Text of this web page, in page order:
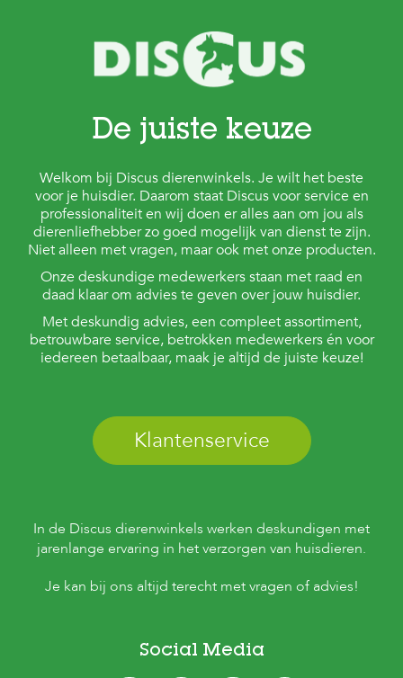
De juiste keuze
Welkom bij Discus dierenwinkels. Je wilt het beste
voor je huisdier. Daarom staat Discus voor service en
professionaliteit en wij doen er alles aan om jou als
dierenliefhebber zo goed mogelijk van dienst te zijn.
Niet alleen met vragen, maar ook met onze producten.
Onze deskundige medewerkers staan met raad en
daad klaar om advies te geven over jouw huisdier.
Met deskundig advies, een compleet assortiment,
betrouwbare service, betrokken medewerkers én voor
iedereen betaalbaar, maak je altijd de juiste keuze!
Klantenservice
In de Discus dierenwinkels werken deskundigen met
jarenlange ervaring in het verzorgen van huisdieren.
Je kan bij ons altijd terecht met vragen of advies!
Social Media